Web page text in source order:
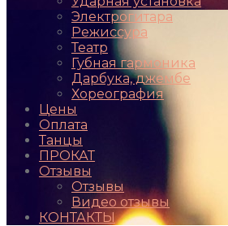
Электрогитара
Режиссура
Театр
Губная гармоника
Дарбука, джембе
Хореография
Цены
Оплата
Танцы
ПРОКАТ
Отзывы
Отзывы
Видео отзывы
КОНТАКТЫ